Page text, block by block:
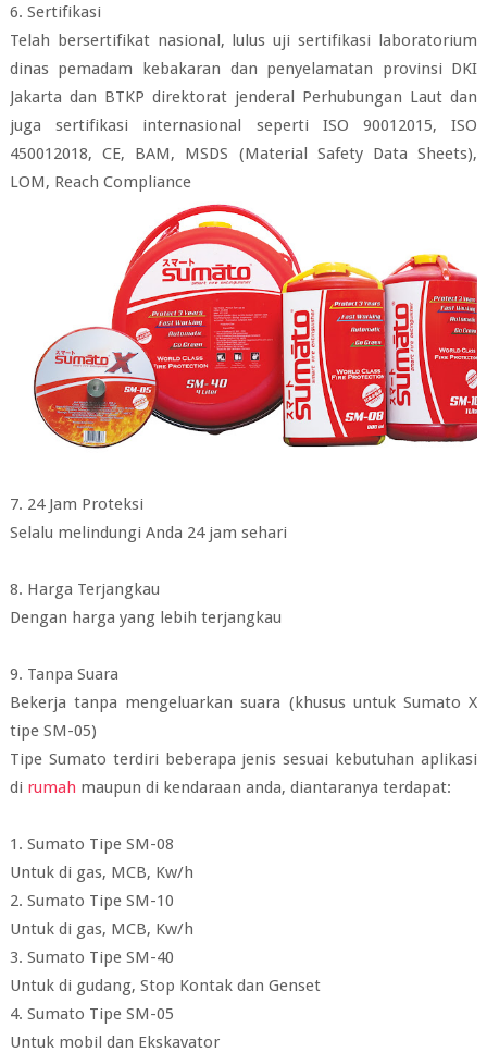
6. Sertifikasi
Telah bersertifikat nasional, lulus uji sertifikasi laboratorium
dinas pemadam kebakaran dan penyelamatan provinsi DKI
Jakarta dan BTKP direktorat jenderal Perhubungan Laut dan
juga sertifikasi internasional seperti ISO 90012015, ISO
450012018, CE, BAM, MSDS (Material Safety Data Sheets),
LOM, Reach Compliance
7. 24 Jam Proteksi
Selalu melindungi Anda 24 jam sehari
8. Harga Terjangkau
Dengan harga yang lebih terjangkau
9. Tanpa Suara
Bekerja tanpa mengeluarkan suara (khusus untuk Sumato X
tipe SM-05)
Tipe Sumato terdiri beberapa jenis sesuai kebutuhan aplikasi
di rumah maupun di kendaraan anda, diantaranya terdapat:
1. Sumato Tipe SM-08
Untuk di gas, MCB, Kw/h
2. Sumato Tipe SM-10
Untuk di gas, MCB, Kw/h
3. Sumato Tipe SM-40
Untuk di gudang, Stop Kontak dan Genset
4. Sumato Tipe SM-05
Untuk mobil dan Ekskavator